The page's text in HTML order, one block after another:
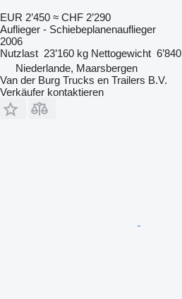
EUR 2’450 ≈ CHF 2’290
Auflieger - Schiebeplanenauflieger
2006
Nutzlast 23’160 kg Nettogewicht
Niederlande, Maarsbergen
Van der Burg Trucks en Trailers B.V.
Verkäufer kontaktieren